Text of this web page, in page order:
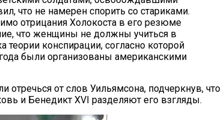
что не намерен спорить со стариками.
отрицания Холокоста в его резюме
что женщины не должны учиться в
теории конспирации, согласно которой
были организованы американскими
отречься от слов Уильямсона, подчеркнув, что
и Бенедикт XVI разделяют его взгляды.